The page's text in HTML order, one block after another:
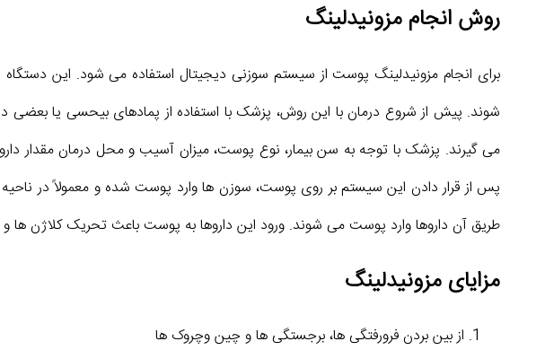
روش انجام مزونیدلینگ
برای انجام مزونیدلینگ پوست از سیستم سوزنی دیجیتال استفاده می شود. این
شوند. پیش از شروع درمان با این روش، پزشک با استفاده از پمادهای بیحسی یا
می گیرند. پزشک با توجه به سن بیمار، نوع پوست، میزان آسیب و محل درمان مقدار
پس از قرار دادن این سیستم بر روی پوست، سوزن ها وارد پوست شده و معمولاً در ناحیه
طریق آن داروها وارد پوست می شوند. ورود این داروها به پوست باعث تحریک کلاژن
مزایای مزونیدلینگ
از بین بردن فرورفتگی ها، برجستگی ها و چین وچروک ها